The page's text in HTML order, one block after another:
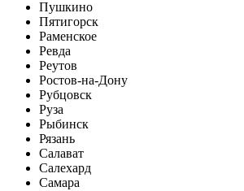
Пушкино
Пятигорск
Раменское
Ревда
Реутов
Ростов-на-Дону
Рубцовск
Руза
Рыбинск
Рязань
Салават
Салехард
Самара